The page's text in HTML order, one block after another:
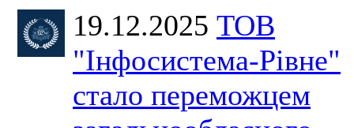
19.12.2025 ТОВ
"Інфосистема-Рівне"
стало переможцем